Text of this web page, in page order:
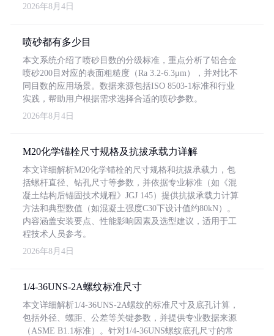
2026年8月4日
喷砂都有多少目
本文系统介绍了喷砂目数的分级标准，重点分析了铝合金
喷砂200目对应的表面粗糙度（Ra 3.2-6.3μm），并对比不
同目数的应用场景。数据来源包括ISO 8503-1标准和行业
实践，帮助用户根据需求选择合适的喷砂参数。
2026年8月4日
M20化学锚栓尺寸规格及抗拔承载力详解
本文详细解析M20化学锚栓的尺寸规格和抗拔承载力，包
括螺杆直径、钻孔尺寸等参数，并依据专业标准（如《混
凝土结构后锚固技术规程》JGJ 145）提供抗拔承载力计算
方法和典型数值（如混凝土强度C30下设计值约80kN）。
内容涵盖安装要点、性能影响因素及选型建议，适用于工
程技术人员参考。
2026年8月4日
1/4-36UNS-2A螺纹标准尺寸
本文详细解析1/4-36UNS-2A螺纹的标准尺寸及底孔计算，
包括外径、螺距、公差等关键参数，并提供专业数据来源
（ASME B1.1标准）。针对1/4-36UNS螺纹底孔尺寸的常